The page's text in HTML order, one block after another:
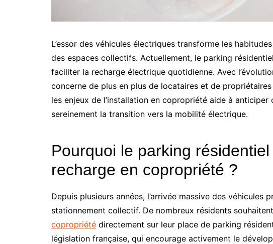
L’essor des véhicules électriques transforme les
des espaces collectifs. Actuellement, le parking
faciliter la recharge électrique quotidienne. Avec
concerne de plus en plus de locataires et de
les enjeux de l’installation en copropriété aide à
sereinement la transition vers la mobilité électrique.
Pourquoi le parking
recharge en copropriété ?
Depuis plusieurs années, l’arrivée massive des véhicules
stationnement collectif. De nombreux résidents
copropriété directement sur leur place de parking
législation française, qui encourage activement le